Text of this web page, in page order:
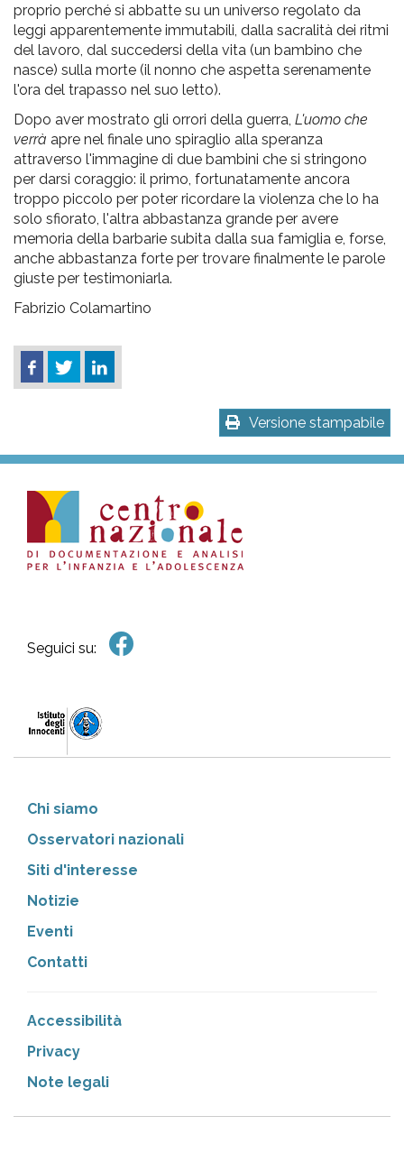
proprio perché si abbatte su un universo regolato da
leggi apparentemente immutabili, dalla sacralità dei ritmi
del lavoro, dal succedersi della vita (un bambino che
nasce) sulla morte (il nonno che aspetta serenamente
l'ora del trapasso nel suo letto).
Dopo aver mostrato gli orrori della guerra, L'uomo che
verrà apre nel finale uno spiraglio alla speranza
attraverso l'immagine di due bambini che si stringono
per darsi coraggio: il primo, fortunatamente ancora
troppo piccolo per poter ricordare la violenza che lo ha
solo sfiorato, l'altra abbastanza grande per avere
memoria della barbarie subita dalla sua famiglia e, forse,
anche abbastanza forte per trovare finalmente le parole
giuste per testimoniarla.
Fabrizio Colamartino
Versione stampabile
Seguici su:
Chi siamo
Osservatori nazionali
Siti d'interesse
Notizie
Eventi
Contatti
Accessibilità
Privacy
Note legali